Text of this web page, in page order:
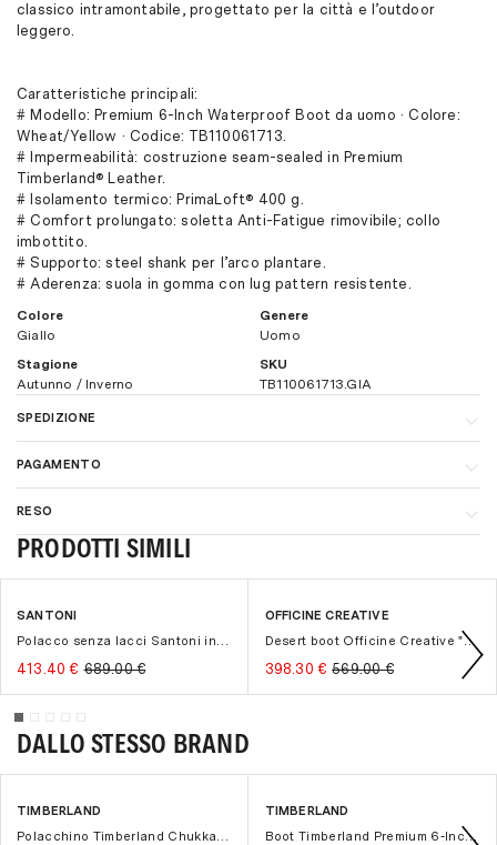
classico intramontabile, progettato per la città e l’outdoor
leggero.
Caratteristiche principali:
# Modello: Premium 6-Inch Waterproof Boot da uomo · Colore:
Wheat/Yellow · Codice: TB110061713.
# Impermeabilità: costruzione seam-sealed in Premium
Timberland® Leather.
# Isolamento termico: PrimaLoft® 400 g.
# Comfort prolungato: soletta Anti-Fatigue rimovibile; collo
imbottito.
# Supporto: steel shank per l’arco plantare.
# Aderenza: suola in gomma con lug pattern resistente.
Colore
Giallo
Genere
Uomo
Stagione
Autunno / Inverno
SKU
TB110061713.GIA
SPEDIZIONE
tempi di consegna sono di 1-3 giorni lavorativi. Per maggiori
dettagli sui costi di spedizioneclicca qui.
"Spedizioni e consegne
PAGAMENTO
acquisto consigliamo il pagamento con carta di credito (è
estremamente sicuro e nessun dato della carta di credito verrà
memorizzato sui nostri sistemi).
Paypal.
Scalapay(pagamento in 3 o 4 rate a interesi zero).
Klarna(pagamento in 3 rate a interessi zero)
Contrassegno
Per maggiori dettagli ti invitiamo a visitare la sezione
RESO
Procedura di reso o cambio misura facile e veloce, per maggiori
customercare@themooder.com
PRODOTTI SIMILI
-40%
SANTONI
Polacco senza lacci Santoni in camoscio
413.40 € 689.00 €
-30%
OFFICINE CREATIVE
Desert boot Officine Creative "Dude Flexi" in camoscio con suola in lattice
398.30 € 569.00 €
DALLO STESSO BRAND
-20%
TIMBERLAND
Polacchino Timberland Chukka Hudson Roas in pelle con fodera Goretex
-20%
TIMBERLAND
Boot Timberland Premium 6-Inch in nabuck